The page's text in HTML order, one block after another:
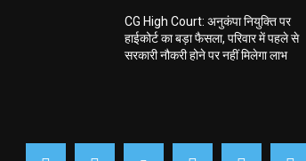
CG High Court: अनुकंपा नियुक्ति पर
हाईकोर्ट का बड़ा फैसला, परिवार में पहले से
सरकारी नौकरी होने पर नहीं मिलेगा लाभ